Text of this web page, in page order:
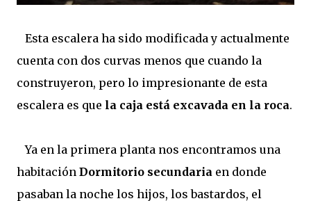
Esta escalera ha sido modificada y actualmente
cuenta con dos curvas menos que cuando la
construyeron, pero lo impresionante de esta
escalera es que la caja está excavada en la roca.
Ya en la primera planta nos encontramos una
habitación Dormitorio secundaria en donde
pasaban la noche los hijos, los bastardos, el